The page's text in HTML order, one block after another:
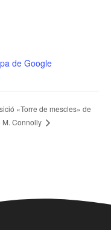
de Google
«Torre de mescles» de
M. Connolly